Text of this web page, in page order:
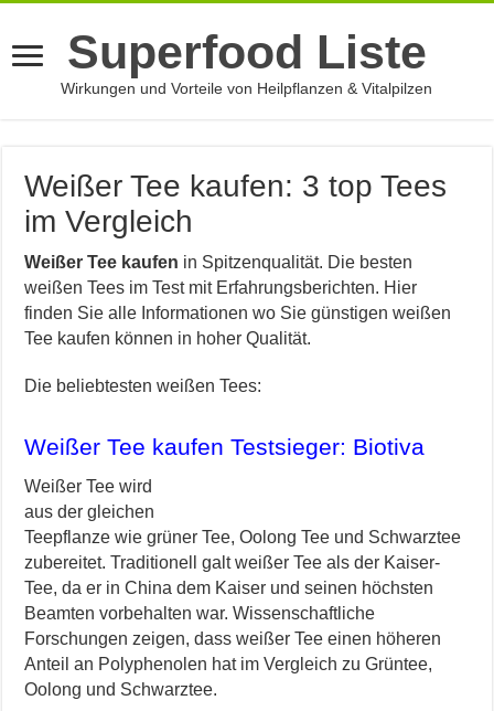
Superfood Liste
Wirkungen und Vorteile von Heilpflanzen & Vitalpilzen
Weißer Tee kaufen: 3 top Tees
im Vergleich
Weißer Tee kaufen in Spitzenqualität. Die besten
weißen Tees im Test mit Erfahrungsberichten. Hier
finden Sie alle Informationen wo Sie günstigen weißen
Tee kaufen können in hoher Qualität.
Die beliebtesten weißen Tees:
Weißer Tee kaufen Testsieger: Biotiva
Weißer Tee wird
aus der gleichen
Teepflanze wie grüner Tee, Oolong Tee und Schwarztee
zubereitet. Traditionell galt weißer Tee als der Kaiser-
Tee, da er in China dem Kaiser und seinen höchsten
Beamten vorbehalten war. Wissenschaftliche
Forschungen zeigen, dass weißer Tee einen höheren
Anteil an Polyphenolen hat im Vergleich zu Grüntee,
Oolong und Schwarztee.